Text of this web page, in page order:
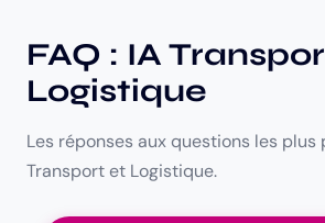
FAQ : IA
Logistique
Les réponses aux questions les plus
Transport et Logistique.